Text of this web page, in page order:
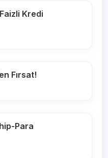
Kredi
Fırsat!
Para